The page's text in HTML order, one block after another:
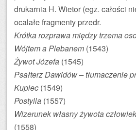
drukarnia H. Wietor (egz. całości
ocalałe fragmenty przedr.
Krótka rozprawa między trzema
Wójtem a Plebanem (1543)
Żywot Józefa (1545)
Psałterz Dawidów – tłumaczenie
Kupiec (1549)
Postylla (1557)
Wizerunek własny żywota
(1558)